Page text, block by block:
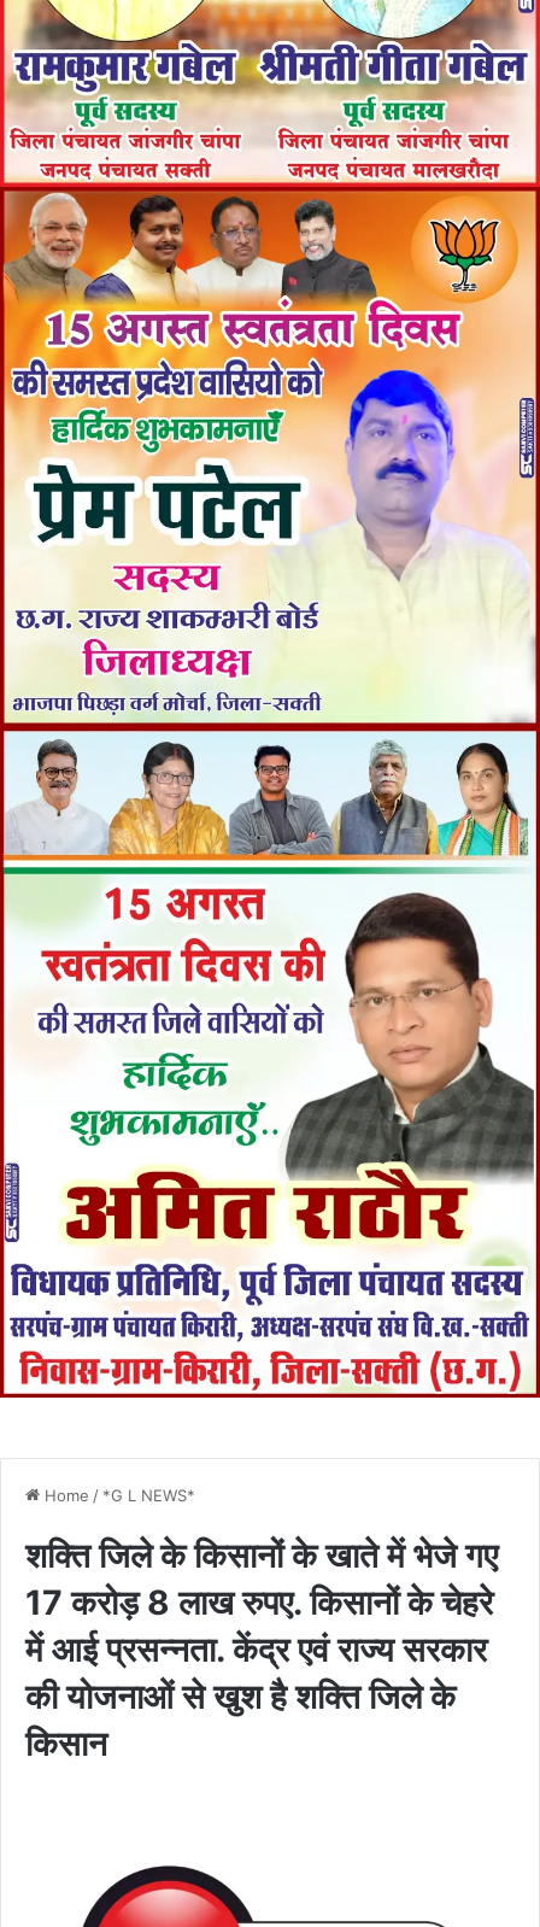
Home / *G L NEWS*
शक्ति जिले के किसानों के खाते में भेजे गए
17 करोड़ 8 लाख रुपए. किसानों के चेहरे
में आई प्रसन्नता. केंद्र एवं राज्य सरकार
की योजनाओं से खुश है शक्ति जिले के
किसान